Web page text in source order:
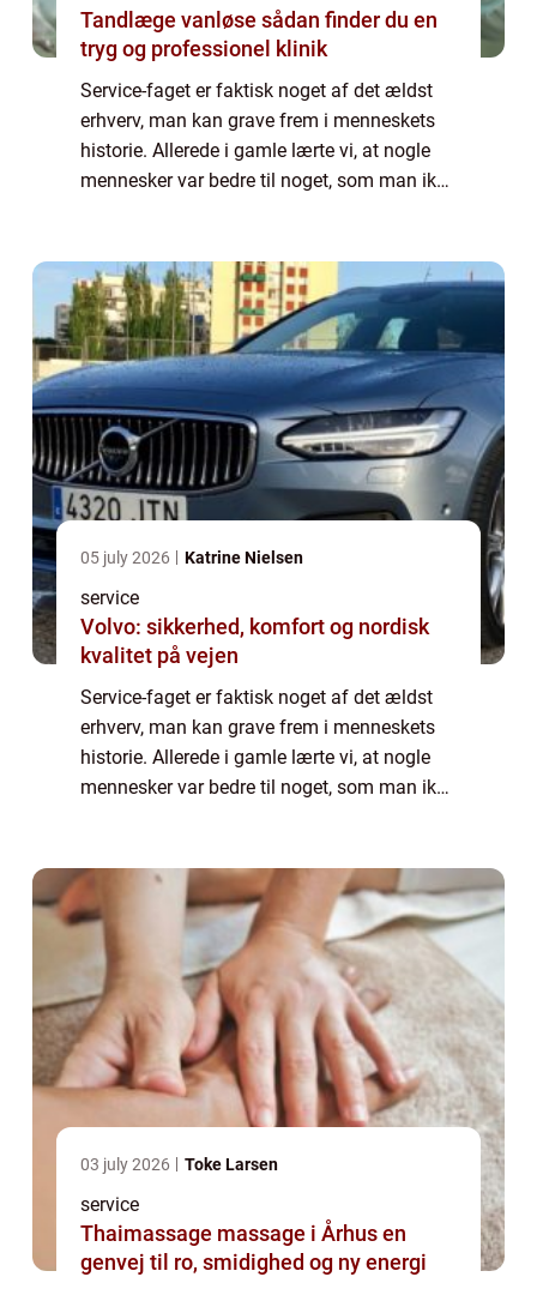
Tandlæge vanløse sådan finder du en
tryg og professionel klinik
Service-faget er faktisk noget af det ældst
erhverv, man kan grave frem i menneskets
historie. Allerede i gamle lærte vi, at nogle
mennesker var bedre til noget, som man ikke
05 july 2026 Katrine Nielsen
service
Volvo: sikkerhed, komfort og nordisk
kvalitet på vejen
Service-faget er faktisk noget af det ældst
erhverv, man kan grave frem i menneskets
historie. Allerede i gamle lærte vi, at nogle
mennesker var bedre til noget, som man ikke
03 july 2026 Toke Larsen
service
Thaimassage massage i Århus en
genvej til ro, smidighed og ny energi